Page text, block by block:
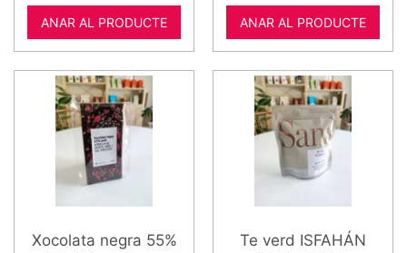
ANAR AL PRODUCTE ANAR AL PRODUCTE
Xocolata negra 55%
Te verd ISFAHÁN